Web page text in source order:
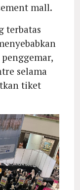
mall.
terbatas
selama
tiket